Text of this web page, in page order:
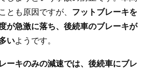
とも原因ですが、 フットブレーキを
が急激に落ち、後続車のブレーキが
いようです。
ーキのみの減速では、後続車にブレ